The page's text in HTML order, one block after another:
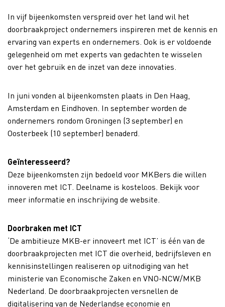
In vijf bijeenkomsten verspreid over het land wil het
doorbraakproject ondernemers inspireren met de kennis en
ervaring van experts en ondernemers. Ook is er voldoende
gelegenheid om met experts van gedachten te wisselen
over het gebruik en de inzet van deze innovaties.
In juni vonden al bijeenkomsten plaats in Den Haag,
Amsterdam en Eindhoven. In september worden de
ondernemers rondom Groningen (3 september) en
Oosterbeek (10 september) benaderd.
Geïnteresseerd?
Deze bijeenkomsten zijn bedoeld voor MKBers die willen
innoveren met ICT. Deelname is kosteloos. Bekijk voor
meer informatie en inschrijving de website.
Doorbraken met ICT
‘De ambitieuze MKB-er innoveert met ICT’ is één van de
doorbraakprojecten met ICT die overheid, bedrijfsleven en
kennisinstellingen realiseren op uitnodiging van het
ministerie van Economische Zaken en VNO-NCW/MKB
Nederland. De doorbraakprojecten versnellen de
digitalisering van de Nederlandse economie en